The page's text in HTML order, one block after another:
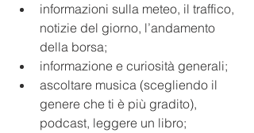
informazioni sulla meteo, il traffico,
notizie del giorno, l’andamento
della borsa;
informazione e curiosità generali;
ascoltare musica (scegliendo il
genere che ti è più gradito),
podcast, leggere un libro;